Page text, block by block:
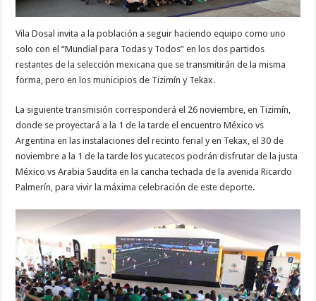
Vila Dosal invita a la población a seguir haciendo equipo como uno
solo con el “Mundial para Todas y Todos” en los dos partidos
restantes de la selección mexicana que se transmitirán de la misma
forma, pero en los municipios de Tizimín y Tekax.
La siguiente transmisión corresponderá el 26 noviembre, en Tizimín,
donde se proyectará a la 1 de la tarde el encuentro México vs
Argentina en las instalaciones del recinto ferial y en Tekax, el 30 de
noviembre a la 1 de la tarde los yucatecos podrán disfrutar de la justa
México vs Arabia Saudita en la cancha techada de la avenida Ricardo
Palmerín, para vivir la máxima celebración de este deporte.